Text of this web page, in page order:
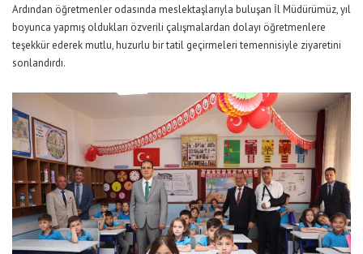
Ardından öğretmenler odasında meslektaşlarıyla buluşan İl Müdürümüz, yıl
boyunca yapmış oldukları özverili çalışmalardan dolayı öğretmenlere
teşekkür ederek mutlu, huzurlu bir tatil geçirmeleri temennisiyle ziyaretini
sonlandırdı.